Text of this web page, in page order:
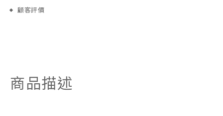
顧客評價
商品描述